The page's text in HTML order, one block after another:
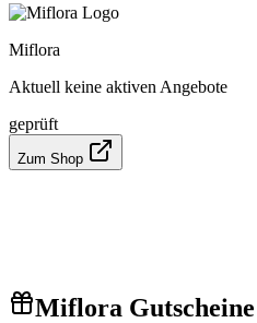
Miflora
Aktuell keine aktiven Angebote
geprüft
Zum Shop
Miflora Gutscheine